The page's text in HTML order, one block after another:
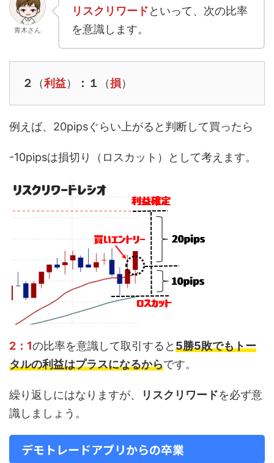
青木さん
リスクリワードといって、次の比率
を意識します。
２ （利益） ：１ （損）
例えば、20pipsぐらい上がると判断して買ったら
-10pipsは損切り（ロスカット）として考えます。
2：1の比率を意識して取引すると5勝5敗でもトー
タルの利益はプラスになるからです。
繰り返しにはなりますが、 リスクリワードを必ず意
識しましょう。
デモトレードアプリからの卒業